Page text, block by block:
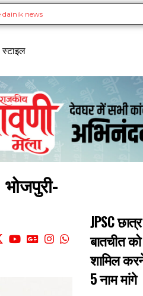
JPSC
बातचीत
शामिल
5 नाम मांगे